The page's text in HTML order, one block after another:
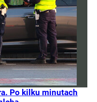
Po kilku minutach